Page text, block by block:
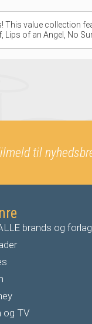
value collection
Lips of an Angel, No
til
brands og forlag
og TV